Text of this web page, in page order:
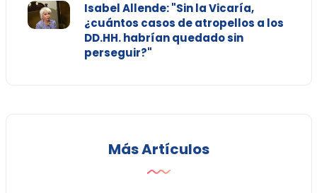
Isabel Allende: "Sin la Vicaría,
¿cuántos casos de atropellos a los
DD.HH. habrían quedado sin
perseguir?"
Más Artículos